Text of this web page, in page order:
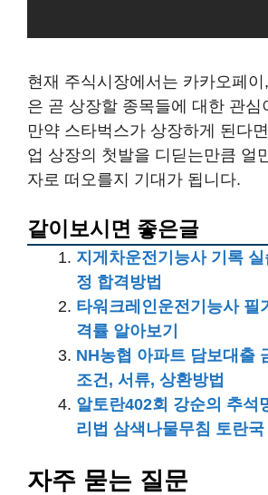
현재 주식시장에서는 카카오페
은 곧 상장할 종목들에 대한 관심
만약 스타벅스가 상장하게 된다
업 상장의 첫발을 디딛는만큼 얼
자로 떠오를지 기대가 됩니다.
같이보시면 좋은글
지게차운전기능사 기록
정 합격방법
타워크레인운전기능사 필
격률 알아보기
NH농협 아파트 담보대출
조건, 서류, 상환방법
알토란402회 강순의 추석
리법 삼색나물무침 토란국
자주 묻는 질문